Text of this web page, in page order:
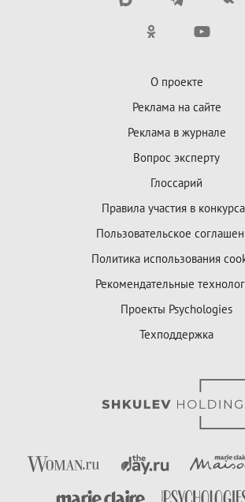
О проекте
Реклама на сайте
Реклама в журнале
Вопрос эксперту
Глоссарий
Правила участия в
Пользовательское
Политика использования
Рекомендательные
Проекты Psychologies
Техподдержка